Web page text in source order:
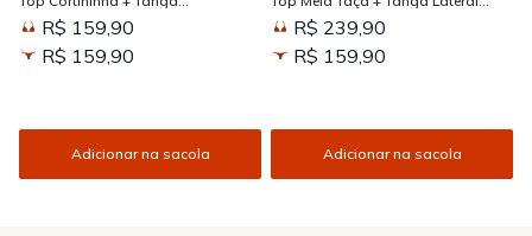
Amarradinha Estampada Sun
KissedR$ 159,90
R$ 159,90
Adicionar na sacola
Larga Estampada Sun Kissed
R$ 239,90
R$ 159,90
Adicionar na sacola